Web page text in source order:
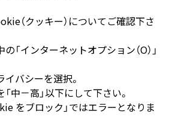
（クッキー）についてご確認下さ
「インターネットオプション（O）」
イバシーを選択。
中－高」以下にして下さい。
をブロック」ではエラーとなりま